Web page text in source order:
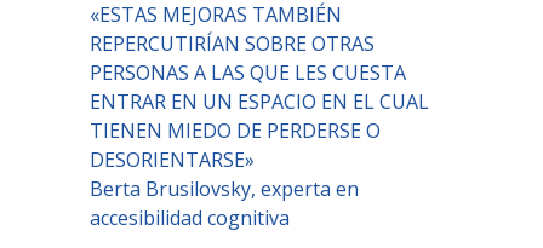
«ESTAS MEJORAS TAMBIÉN
REPERCUTIRÍAN SOBRE OTRAS
PERSONAS A LAS QUE LES CUESTA
ENTRAR EN UN ESPACIO EN EL CUAL
TIENEN MIEDO DE PERDERSE O
DESORIENTARSE»
Berta Brusilovsky, experta en
accesibilidad cognitiva